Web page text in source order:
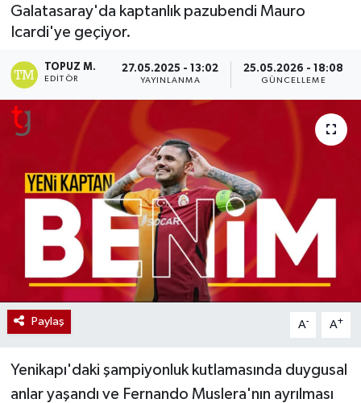
Galatasaray'da kaptanlık pazubendi Mauro
Icardi'ye geçiyor.
TOPUZ M.
EDITÖR
27.05.2025 - 13:02
YAYINLANMA
25.05.2026 - 18:08
GÜNCELLEME
Paylaş A- A+
Yenikapı'daki şampiyonluk kutlamasında duygusal
anlar yaşandı ve Fernando Muslera'nın ayrılması
TEKNOLOJİ
TÜRKİYE
Haber Arşivi